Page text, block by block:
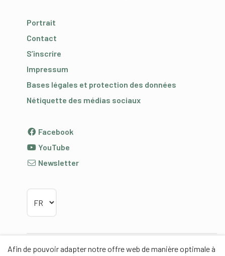
Afin de pouvoir adapter notre offre web de manière optimale à
Portrait
Contact
S’inscrire
Impressum
Bases légales et protection des données
Nétiquette des médias sociaux
Facebook
YouTube
Newsletter